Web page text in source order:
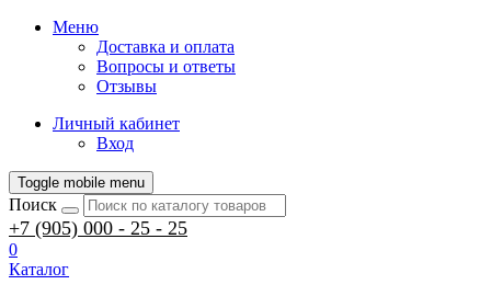
Меню
Доставка и оплата
Вопросы и ответы
Отзывы
Личный кабинет
Вход
Toggle mobile menu
Поиск
+7 (905) 000 - 25 - 25
0
Каталог